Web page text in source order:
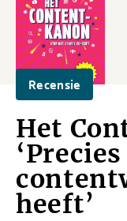
Recensie
Het
heeft’